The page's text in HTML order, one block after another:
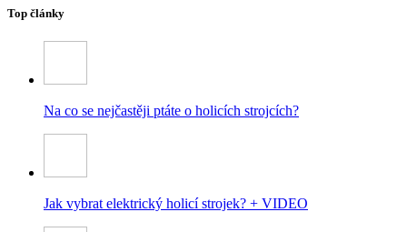
Top články
Na co se nejčastěji ptáte o holicích strojcích?
Jak vybrat elektrický holicí strojek? + VIDEO